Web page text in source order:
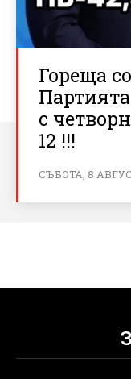
Гореща
с
12 !!!
СЪБОТА, 8